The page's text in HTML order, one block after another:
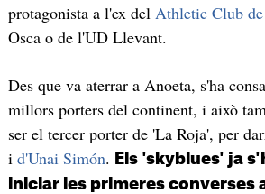
protagonista a l'ex del Athletic Club
Osca o de l'UD Llevant.
Des que va aterrar a Anoeta, s'ha
millors porters del continent, i això
ser el tercer porter de 'La Roja', per
i d'Unai Simón.
Els 'skyblues' ja
iniciar les primeres converses